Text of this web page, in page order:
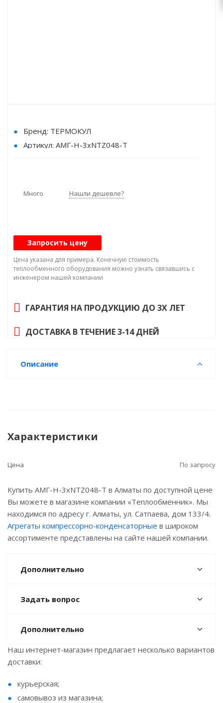
Бренд: ТЕРМОКУЛ
Артикул: АМГ-H-3хNTZ048-Т
Индикатор влажности: да / нет
Q₀, кВт: 5,6
Исполнение: Торговое / Коммерческое
Холодопроизводительность. Диапазон
температур кипения хладагента: от -35 до -25
Хладагент: R404A
Масса: 481 кг
Объем ресивера: 25 дм³
Много Нашли дешевле?
Запросить цену
Цена указана для примера. Конечную стоимость
теплообменного оборудования можно узнать связавшись с
инженером нашей компании
ГАРАНТИЯ НА ПРОДУКЦИЮ ДО 3Х ЛЕТ
ДОСТАВКА В ТЕЧЕНИЕ 3-14 ДНЕЙ
Описание
Характеристики
Цена По запросу
Купить АМГ-H-3хNTZ048-Т в Алматы по доступной цене
Вы можете в магазине компании «Теплообменник». Мы
находимся по адресу г. Алматы, ул. Сатпаева, дом 133/4.
Агрегаты компрессорно-конденсаторные в широком
ассортименте представлены на сайте нашей компании.
Дополнительно
Задать вопрос
Дополнительно
Наш интернет-магазин предлагает несколько вариантов
доставки:
курьерская;
самовывоз из магазина;